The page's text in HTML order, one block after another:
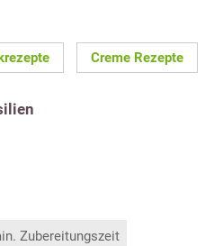
Creme Rezepte
Zubereitungszeit